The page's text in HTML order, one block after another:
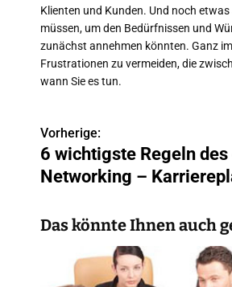
Klienten und Kunden. Und noch
müssen, um den Bedürfnissen und
zunächst annehmen könnten. Ganz
Frustrationen zu vermeiden, die
wann Sie es tun.
B
e
t
Vorherige:
6 wichtigste Regeln
Networking –
Das könnte Ihnen auch